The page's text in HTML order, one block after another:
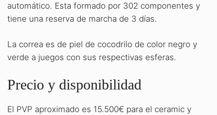
automático. Esta formado por 302 componentes y
tiene una reserva de marcha de 3 días.
La correa es de piel de cocodrilo de color negro y
verde a juegos con sus respectivas esferas.
Precio y disponibilidad
El PVP aproximado es 15.500€ para el ceramic y